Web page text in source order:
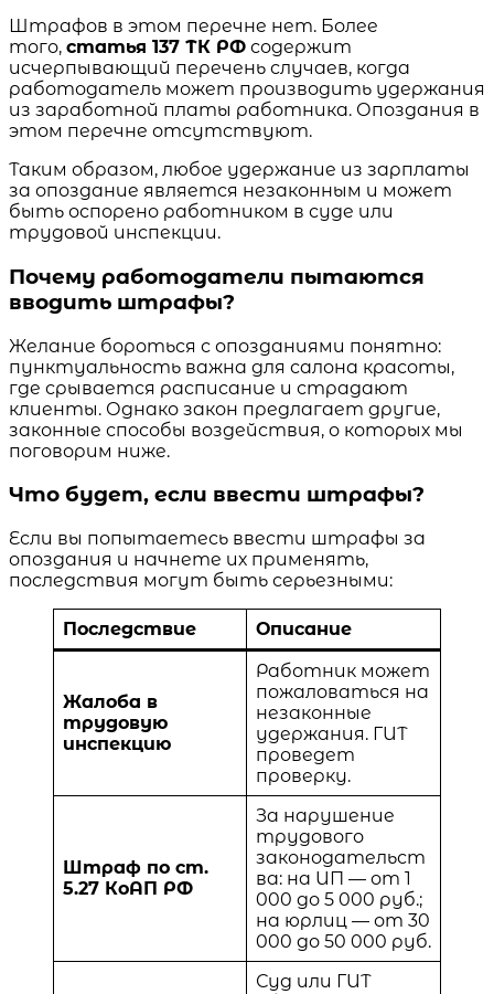
Штрафов в этом перечне нет. Более
того, статья 137 ТК РФ содержит
исчерпывающий перечень случаев, когда
работодатель может производить удержания
из заработной платы работника. Опоздания в
этом перечне отсутствуют.
Таким образом, любое удержание из зарплаты
за опоздание является незаконным и может
быть оспорено работником в суде или
трудовой инспекции.
Почему работодатели пытаются
вводить штрафы?
Желание бороться с опозданиями понятно:
пунктуальность важна для салона красоты,
где срывается расписание и страдают
клиенты. Однако закон предлагает другие,
законные способы воздействия, о которых мы
поговорим ниже.
Что будет, если ввести штрафы?
Если вы попытаетесь ввести штрафы за
опоздания и начнете их применять,
последствия могут быть серьезными:
Последствие Описание
Жалоба в
трудовую
инспекцию
Работник может
пожаловаться на
незаконные
удержания. ГИТ
проведет
проверку.
Штраф по ст.
5.27 КоАП РФ
За нарушение
трудового
законодательст
ва: на ИП — от 1
000 до 5 000 руб.;
на юрлиц — от 30
000 до 50 000 руб.
Суд или ГИТ